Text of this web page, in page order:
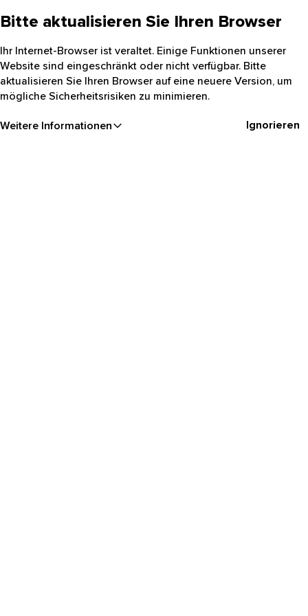
Bitte aktualisieren Sie Ihren Browser
Ihr Internet-Browser ist veraltet. Einige Funktionen unserer
Website sind eingeschränkt oder nicht verfügbar. Bitte
aktualisieren Sie Ihren Browser auf eine neuere Version, um
mögliche Sicherheitsrisiken zu minimieren.
Weitere Informationen Ignorieren